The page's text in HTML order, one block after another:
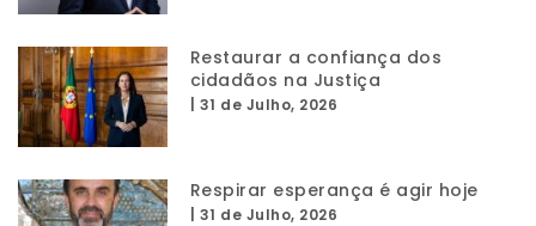
Restaurar a confiança dos
cidadãos na Justiça
31 de Julho, 2026
Respirar esperança é agir hoje
31 de Julho, 2026